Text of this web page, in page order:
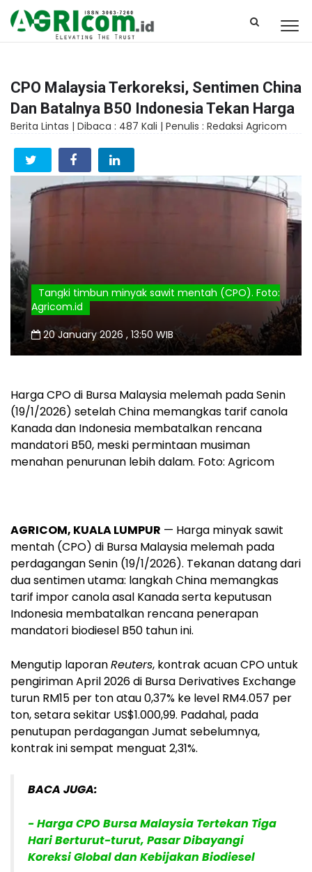
CPO Malaysia Terkoreksi, Sentimen China
Dan Batalnya B50 Indonesia Tekan Harga
Berita Lintas | Dibaca : 487 Kali | Penulis : Redaksi Agricom
Tangki timbun minyak sawit mentah (CPO). Foto:
Agricom.id
20 January 2026 , 13:50 WIB
Harga CPO di Bursa Malaysia melemah pada Senin
(19/1/2026) setelah China memangkas tarif canola
Kanada dan Indonesia membatalkan rencana
mandatori B50, meski permintaan musiman
menahan penurunan lebih dalam. Foto: Agricom
AGRICOM, KUALA LUMPUR — Harga minyak sawit
mentah (CPO) di Bursa Malaysia melemah pada
perdagangan Senin (19/1/2026). Tekanan datang dari
dua sentimen utama: langkah China memangkas
tarif impor canola asal Kanada serta keputusan
Indonesia membatalkan rencana penerapan
mandatori biodiesel B50 tahun ini.
Mengutip laporanReuters, kontrak acuan CPO untuk
pengiriman April 2026 di Bursa Derivatives Exchange
turun RM15 per ton atau 0,37% ke level RM4.057 per
ton, setara sekitar US$1.000,99. Padahal, pada
penutupan perdagangan Jumat sebelumnya,
kontrak ini sempat menguat 2,31%.
BACA JUGA:
- Harga CPO Bursa Malaysia Tertekan Tiga
Hari Berturut-turut, Pasar Dibayangi
Koreksi Global dan Kebijakan Biodiesel